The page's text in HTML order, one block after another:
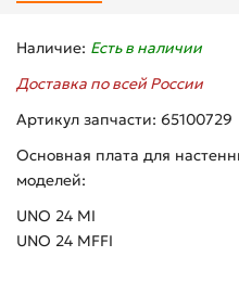
Наличие: Есть в наличии
Доставка по всей России
Артикул запчасти: 65100729
Основная плата для
моделей:
UNO 24 MI
UNO 24 MFFI